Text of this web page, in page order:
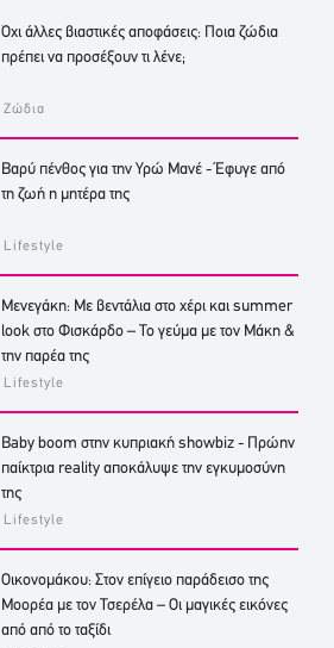
Όχι άλλες βιαστικές αποφάσεις: Ποια ζώδια
πρέπει να προσέξουν τι λένε;
Ζώδια
Βαρύ πένθος για την Υρώ Μανέ - Έφυγε από
τη ζωή η μητέρα της
Lifestyle
Μενεγάκη: Με βεντάλια στο χέρι και summer
look στο Φισκάρδο – Το γεύμα με τον Μάκη &
την παρέα της
Lifestyle
Baby boom στην κυπριακή showbiz - Πρώην
παίκτρια reality αποκάλυψε την εγκυμοσύνη
της
Lifestyle
Οικονομάκου: Στον επίγειο παράδεισο της
Μοορέα με τον Τσερέλα – Οι μαγικές εικόνες
από από το ταξίδι